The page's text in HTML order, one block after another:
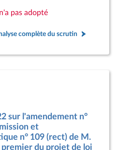
pas adopté
complète du scrutin
sur l'amendement n°
et
n° 109 (rect) de M.
du projet de loi